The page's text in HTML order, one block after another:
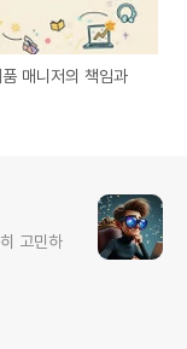
매니저의 책임과
고민하